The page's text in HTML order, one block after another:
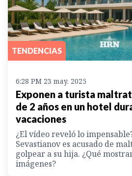
TENDENCIAS
6:28 PM 23 may. 2025
Exponen a turista
de 2 años en un hotel
vacaciones
¿El vídeo reveló lo
Sevastianov es acusado de
golpear a su hija. ¿Qué
imágenes?